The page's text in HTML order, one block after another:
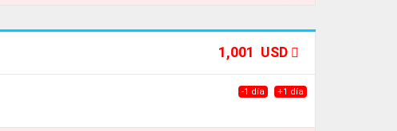
1,001 USD
-1 día +1 día